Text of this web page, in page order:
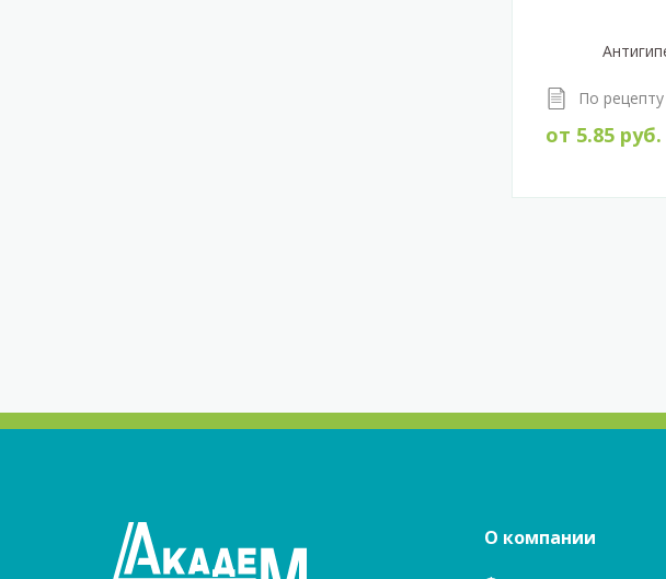
По рецепту
от 5.85руб.
О компании